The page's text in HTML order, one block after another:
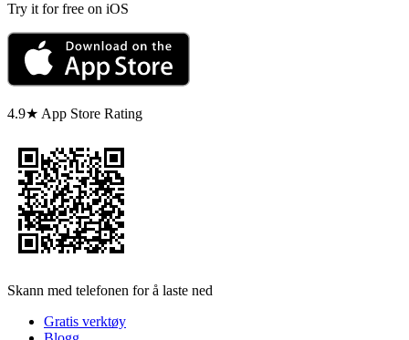
Try it for free on iOS
4.9★ App Store Rating
Skann med telefonen for å laste ned
Gratis verktøy